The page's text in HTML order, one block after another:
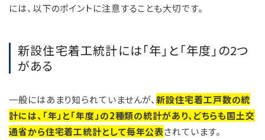
には、以下のポイントに注意することも大切です。
新設住宅着工統計には「年」と「年度」の2つ
がある
一般にはあまり知られていませんが、新設住宅着工戸数の統
計には、「年」と「年度」の2種類の統計があり、どちらも国土交
通省から住宅着工統計として毎年公表されています。